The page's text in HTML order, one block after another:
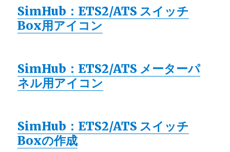
SimHub：ETS2/ATS スイッチ
Box用アイコン
SimHub：ETS2/ATS メーターパ
ネル用アイコン
SimHub：ETS2/ATS スイッチ
Boxの作成